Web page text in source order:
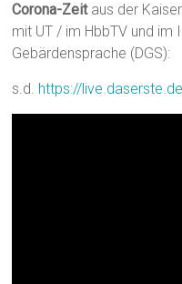
Corona-Zeit aus der
mit UT / im HbbTV und
Gebärdensprache (DGS):
s.d. https://live.daserste.de